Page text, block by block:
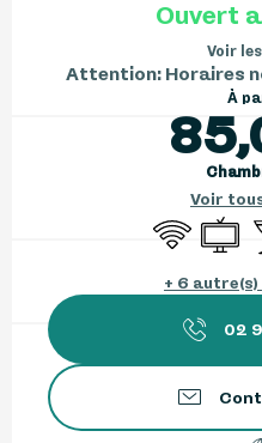
Ouvert
Voir
Attention: Horaires
À
Voir
WiFi
+ 6
02